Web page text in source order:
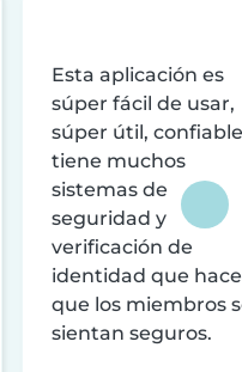
Esta aplicación es
súper fácil de usar,
súper útil,
tiene muchos
sistemas de
seguridad y
verificación de
identidad que
que los miembros
sientan seguros.